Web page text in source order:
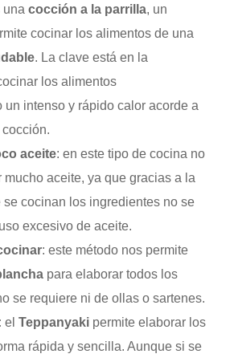
unacocción a la parrilla, un
cocinar los alimentos de una
. La clave está en la
los alimentos
un intenso y rápido calor acorde a
cocción.
aceite: en este tipo de cocina no
mucho aceite, ya que gracias a la
se cocinan los ingredientes no se
excesivo de aceite.
: este método nos permite
para elaborar todos los
se requiere ni de ollas o sartenes.
elTeppanyaki permite elaborar los
rápida y sencilla. Aunque si se